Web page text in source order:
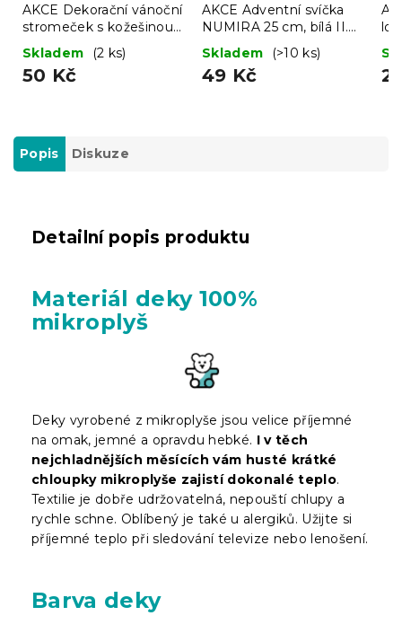
AKCE Dekorační vánoční
stromeček s kožešinou
LUSH 41 cm - různé
barvy II.jakost
Skladem (2 ks)
50 Kč
AKCE Adventní svíčka
NUMIRA 25 cm, bílá II.
jakost
Skladem (>10 ks)
49 Kč
Popis Diskuze
Detailní popis produktu
Materiál deky 100%
mikroplyš
Deky vyrobené z mikroplyše jsou velice příjemné
na omak, jemné a opravdu hebké. I v těch
nejchladnějších měsících vám husté krátké
chloupky mikroplyše zajistí dokonalé teplo.
Textilie je dobře udržovatelná, nepouští chlupy a
rychle schne. Oblíbený je také u alergiků. Užijte si
příjemné teplo při sledování televize nebo lenošení.
Barva deky